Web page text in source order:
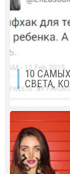
10
СВЕТА,